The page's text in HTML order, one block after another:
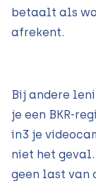
betaalt als
afrekent.
Bij andere
je een BKR-
in3 je
niet het
geen last van